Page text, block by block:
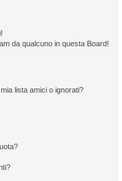
da qualcuno in questa Board!
lista amici o ignorati?